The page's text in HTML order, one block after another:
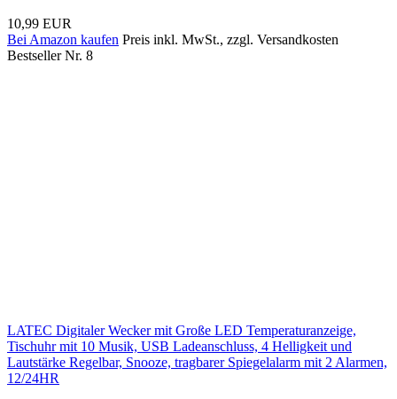
10,99 EUR
Bei Amazon kaufen Preis inkl. MwSt., zzgl. Versandkosten
Bestseller Nr. 8
LATEC Digitaler Wecker mit Große LED Temperaturanzeige,
Tischuhr mit 10 Musik, USB Ladeanschluss, 4 Helligkeit und
Lautstärke Regelbar, Snooze, tragbarer Spiegelalarm mit 2 Alarmen,
12/24HR